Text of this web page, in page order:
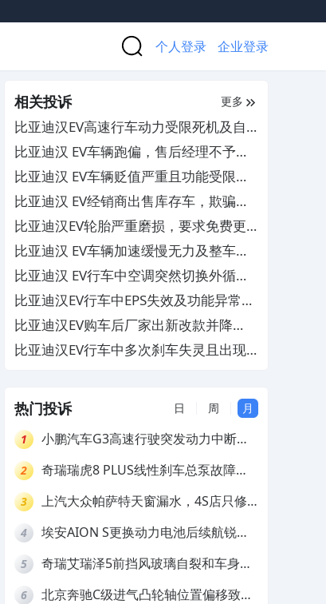
个人登录 企业登录
相关投诉 更多
比亚迪汉EV高速行车动力受限死机及自
动挂空挡，厂家无回访关怀
比亚迪汉 EV车辆跑偏，售后经理不予解
决且言语攻击车主
比亚迪汉 EV车辆贬值严重且功能受限，
要求厂家作出赔偿
比亚迪汉 EV经销商出售库存车，欺骗消
费者
比亚迪汉EV轮胎严重磨损，要求免费更
换
比亚迪汉 EV车辆加速缓慢无力及整车限
功率，4S店未能有效解决
比亚迪汉 EV行车中空调突然切换外循
环，4S店无解决方案
比亚迪汉EV行车中EPS失效及功能异常，
导致车辆失控并出现甩尾现象
比亚迪汉EV购车后厂家出新改款并降
价，要求作出合理解释和补偿
比亚迪汉EV行车中多次刹车失灵且出现
热门投诉 日 周 月
1
小鹏汽车G3高速行驶突发动力中断，
2
奇瑞瑞虎8 PLUS线性刹车总泵故障，
3
上汽大众帕萨特天窗漏水，4S店只修
4
埃安AION S更换动力电池后续航锐
5
奇瑞艾瑞泽5前挡风玻璃自裂和车身多
6
北京奔驰C级进气凸轮轴位置偏移致发